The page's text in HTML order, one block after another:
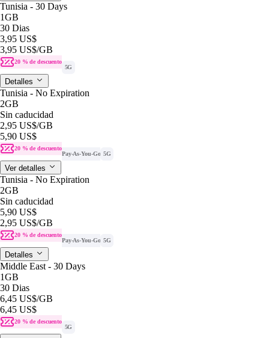
Tunisia - 30 Days
1GB
30 Dias
3,95 US$
3,95 US$/GB
20 % de descuento
5G
Detalles
Tunisia - No Expiration
2GB
Sin caducidad
2,95 US$/GB
5,90 US$
20 % de descuento
Pay-As-You-Go 5G
Ver detalles
Tunisia - No Expiration
2GB
Sin caducidad
5,90 US$
2,95 US$/GB
20 % de descuento
Pay-As-You-Go 5G
Detalles
Middle East - 30 Days
1GB
30 Dias
6,45 US$/GB
6,45 US$
20 % de descuento
5G